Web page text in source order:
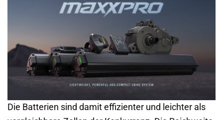
Die Batterien sind damit effizienter und leichter als